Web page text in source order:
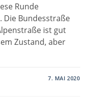
Runde
Die Bundesstraße
ist gut
Zustand, aber
7. MAI 2020